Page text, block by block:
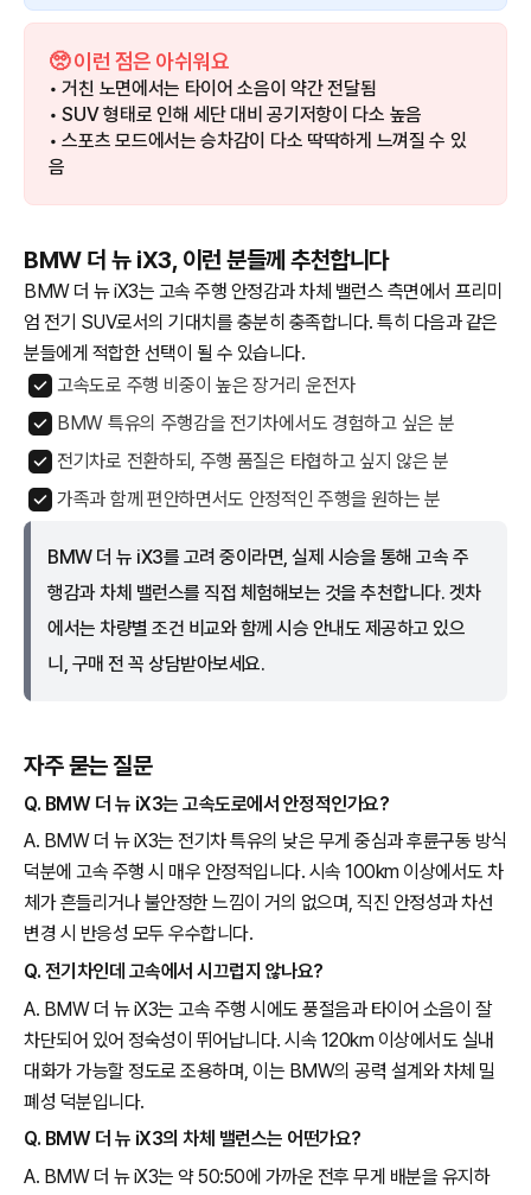
🥺 이런 점은 아쉬워요
• 거친 노면에서는 타이어 소음이 약간 전달됨
• SUV 형태로 인해 세단 대비 공기저항이 다소 높음
• 스포츠 모드에서는 승차감이 다소 딱딱하게 느껴질 수 있
음
BMW 더 뉴 iX3, 이런 분들께 추천합니다
BMW 더 뉴 iX3는 고속 주행 안정감과 차체 밸런스 측면에서 프리미
엄 전기 SUV로서의 기대치를 충분히 충족합니다. 특히 다음과 같은
분들에게 적합한 선택이 될 수 있습니다.
고속도로 주행 비중이 높은 장거리 운전자
BMW 특유의 주행감을 전기차에서도 경험하고 싶은 분
전기차로 전환하되, 주행 품질은 타협하고 싶지 않은 분
가족과 함께 편안하면서도 안정적인 주행을 원하는 분
BMW 더 뉴 iX3를 고려 중이라면, 실제 시승을 통해 고속 주
행감과 차체 밸런스를 직접 체험해보는 것을 추천합니다. 겟차
에서는 차량별 조건 비교와 함께 시승 안내도 제공하고 있으
니, 구매 전 꼭 상담받아보세요.
자주 묻는 질문
Q. BMW 더 뉴 iX3는 고속도로에서 안정적인가요?
A. BMW 더 뉴 iX3는 전기차 특유의 낮은 무게 중심과 후륜구동 방식
덕분에 고속 주행 시 매우 안정적입니다. 시속 100km 이상에서도 차
체가 흔들리거나 불안정한 느낌이 거의 없으며, 직진 안정성과 차선
변경 시 반응성 모두 우수합니다.
Q. 전기차인데 고속에서 시끄럽지 않나요?
A. BMW 더 뉴 iX3는 고속 주행 시에도 풍절음과 타이어 소음이 잘
차단되어 있어 정숙성이 뛰어납니다. 시속 120km 이상에서도 실내
대화가 가능할 정도로 조용하며, 이는 BMW의 공력 설계와 차체 밀
폐성 덕분입니다.
Q. BMW 더 뉴 iX3의 차체 밸런스는 어떤가요?
A. BMW 더 뉴 iX3는 약 50:50에 가까운 전후 무게 배분을 유지하